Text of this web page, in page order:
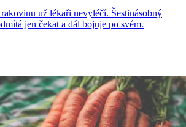
už lékaři nevyléčí. Šestinásobný
jen čekat a dál bojuje po svém.